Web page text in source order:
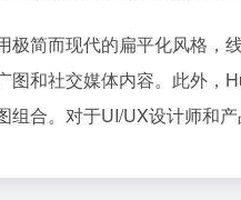
极简而现代的扁平化风格，
图和社交媒体内容。此外，
组合。对于UI/UX设计师和
36氪